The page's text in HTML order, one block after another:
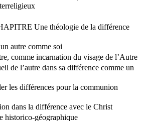
crucifié et ressuscité, l’avenir du
Une théologie de la différence
autre comme soi
comme incarnation du visage de l’Autre
de l’autre dans sa différence comme un
les différences pour la communion
dans la différence avec le Christ